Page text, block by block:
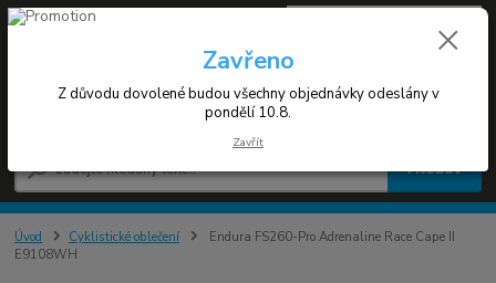
Menu
Hledat
+420 608 030 119
0 Kč
Úvod Cyklistické oblečení
Endura FS260-Pro Adrenaline Race Cape II
E9108WH
Zavřeno
Z důvodu dovolené budou všechny objednávky odeslány v
pondělí 10.8.
Zavřít